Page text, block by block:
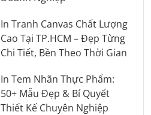
In Tranh Canvas Chất Lượng
Cao Tại TP.HCM – Đẹp Từng
Chi Tiết, Bền Theo Thời Gian
In Tem Nhãn Thực Phẩm:
50+ Mẫu Đẹp & Bí Quyết
Thiết Kế Chuyên Nghiệp